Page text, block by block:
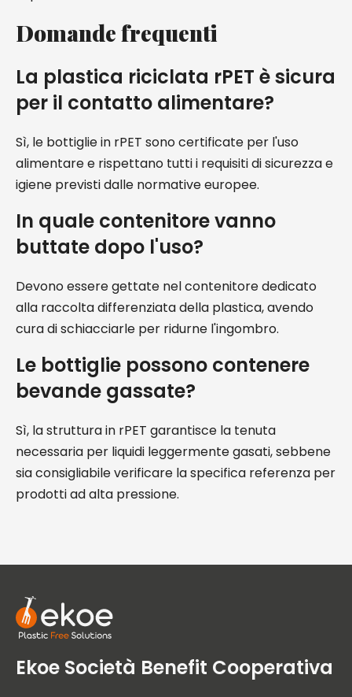
Domande frequenti
La plastica riciclata rPET è sicura
per il contatto alimentare?
Sì, le bottiglie in rPET sono certificate per l'uso
alimentare e rispettano tutti i requisiti di sicurezza e
igiene previsti dalle normative europee.
In quale contenitore vanno
buttate dopo l'uso?
Devono essere gettate nel contenitore dedicato
alla raccolta differenziata della plastica, avendo
cura di schiacciarle per ridurne l'ingombro.
Le bottiglie possono contenere
bevande gassate?
Sì, la struttura in rPET garantisce la tenuta
necessaria per liquidi leggermente gasati, sebbene
sia consigliabile verificare la specifica referenza per
prodotti ad alta pressione.
Ekoe Società Benefit Cooperativa